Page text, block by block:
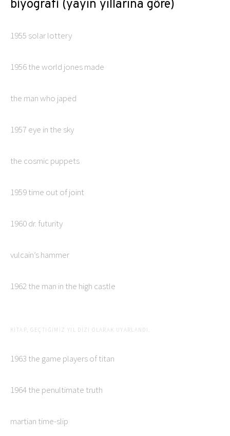
biyografi (yayın yıllarına göre)
1955 solar lottery
1956 the world jones made
the man who japed
1957 eye in the sky
the cosmic puppets
1959 time out of joint
1960 dr. futurity
vulcain’s hammer
1962 the man in the high castle
KITAP, GEÇTIĞIMIZ YIL DIZI OLARAK UYARLANDI.
1963 the game players of titan
1964 the penultimate truth
martian time-slip